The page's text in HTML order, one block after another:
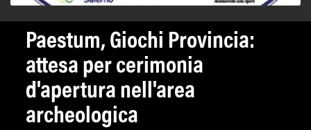
Paestum, Giochi Provincia:
attesa per cerimonia
d'apertura nell'area
archeologica